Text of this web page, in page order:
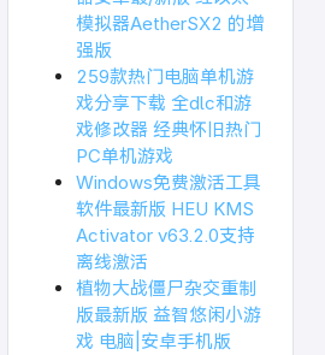
模拟器AetherSX2 的增
强版
259款热门电脑单机游
戏分享下载 全dlc和游
戏修改器 经典怀旧热门
PC单机游戏
Windows免费激活工具
软件最新版 HEU KMS
Activator v63.2.0支持
离线激活
植物大战僵尸杂交重制
版最新版 益智悠闲小游
戏 电脑|安卓手机版